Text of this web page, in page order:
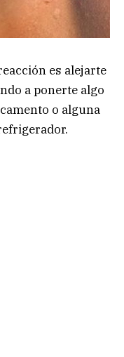
es alejarte
a ponerte algo
o alguna